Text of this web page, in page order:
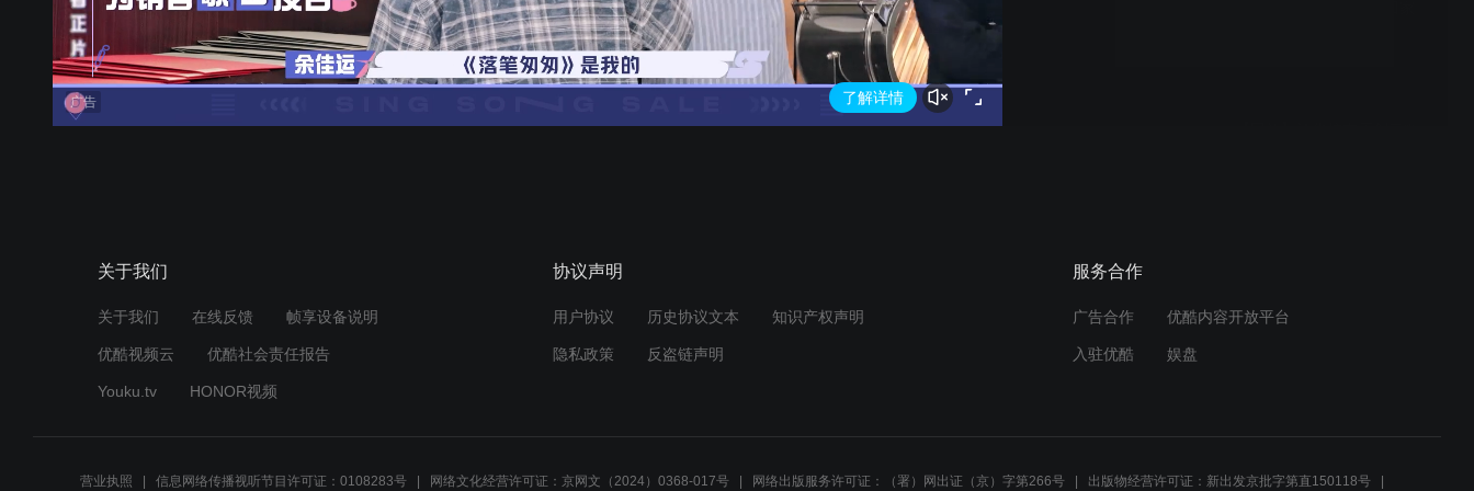
关于我们
关于我们 在线反馈 帧享设备说明
优酷视频云 优酷社会责任报告
Youku.tv HONOR视频
协议声明
用户协议 历史协议文本 知识产权声明
隐私政策 反盗链声明
服务合作
广告合作 优酷内容开放平台
入驻优酷 娱盘
营业执照 信息网络传播视听节目许可证：0108283号 网络文化经营许可证：京网文（2024）0368-017号 网络出版服务许可证：（署）网出证（京）字第266号 出版物经营许可证：新出发京批字第直150118号